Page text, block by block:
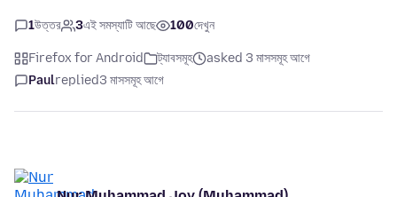
1উত্তর 3এই সমস্যাটি আছে 100দেখুন
Firefox for Android ট্যাবসমূহ
asked 3 মাসসমূহ আগে
Paulreplied3 মাসসমূহ আগে